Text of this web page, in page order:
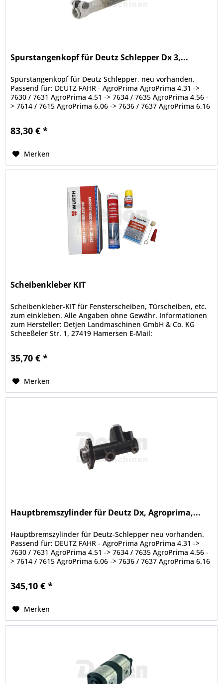
Spurstangenkopf für Deutz Schlepper Dx 3,...
Spurstangenkopf für Deutz Schlepper, neu vorhanden.
Passend für: DEUTZ FAHR - AgroPrima AgroPrima 4.31 ->
7630 / 7631 AgroPrima 4.51 -> 7634 / 7635 AgroPrima 4.56 -
> 7614 / 7615 AgroPrima 6.06 -> 7636 / 7637 AgroPrima 6.16
83,30 € *
Merken
Scheibenkleber KIT
Scheibenkleber-KIT für Fensterscheiben, Türscheiben, etc.
zum einkleben. Alle Angaben ohne Gewähr. Informationen
zum Hersteller: Detjen Landmaschinen GmbH & Co. KG
Scheeßeler Str. 1, 27419 Hamersen E-Mail:
35,70 € *
Merken
Hauptbremszylinder für Deutz Dx, Agroprima,...
Hauptbremszylinder für Deutz-Schlepper neu vorhanden.
Passend für: DEUTZ FAHR - AgroPrima AgroPrima 4.31 ->
7630 / 7631 AgroPrima 4.51 -> 7634 / 7635 AgroPrima 4.56 -
> 7614 / 7615 AgroPrima 6.06 -> 7636 / 7637 AgroPrima 6.16
345,10 € *
Merken